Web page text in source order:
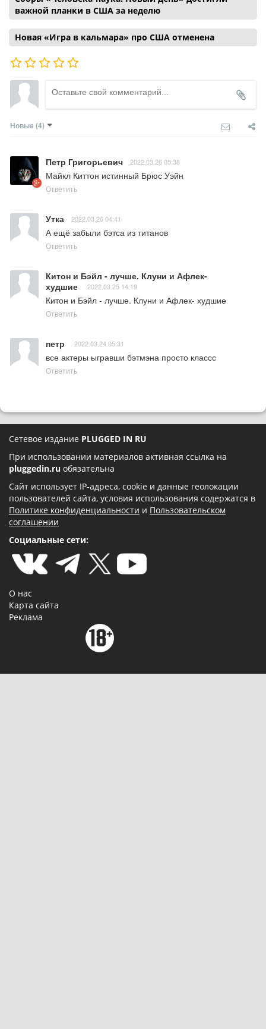
важной планки в США за неделю
Новая «Игра в кальмара» про США отменена
Новые (4)
Петр Григорьевич 2022.03.26 05:38
Майкл Киттон истинный Брюс Уэйн
Ответить
Утка 2022.03.26 04:41
А ещё забыли бэтса из титанов
Ответить
Китон и Бэйл - лучше. Клуни и Афлек-
худшие
2022.03.25 14:19
Китон и Бэйл - лучше. Клуни и Афлек- худшие
Ответить
петр 2022.03.24 05:31
все актеры ыгравши бэтмэна просто классс
Ответить
Сетевое издание PLUGGED IN RU
При использовании материалов активная ссылка на
pluggedin.ru обязательна
Сайт использует IP-адреса, cookie и данные геолокации
пользователей сайта, условия использования содержатся в
Политике конфиденциальности и Пользовательском
соглашении
Социальные сети:
О нас
Карта сайта
Реклама